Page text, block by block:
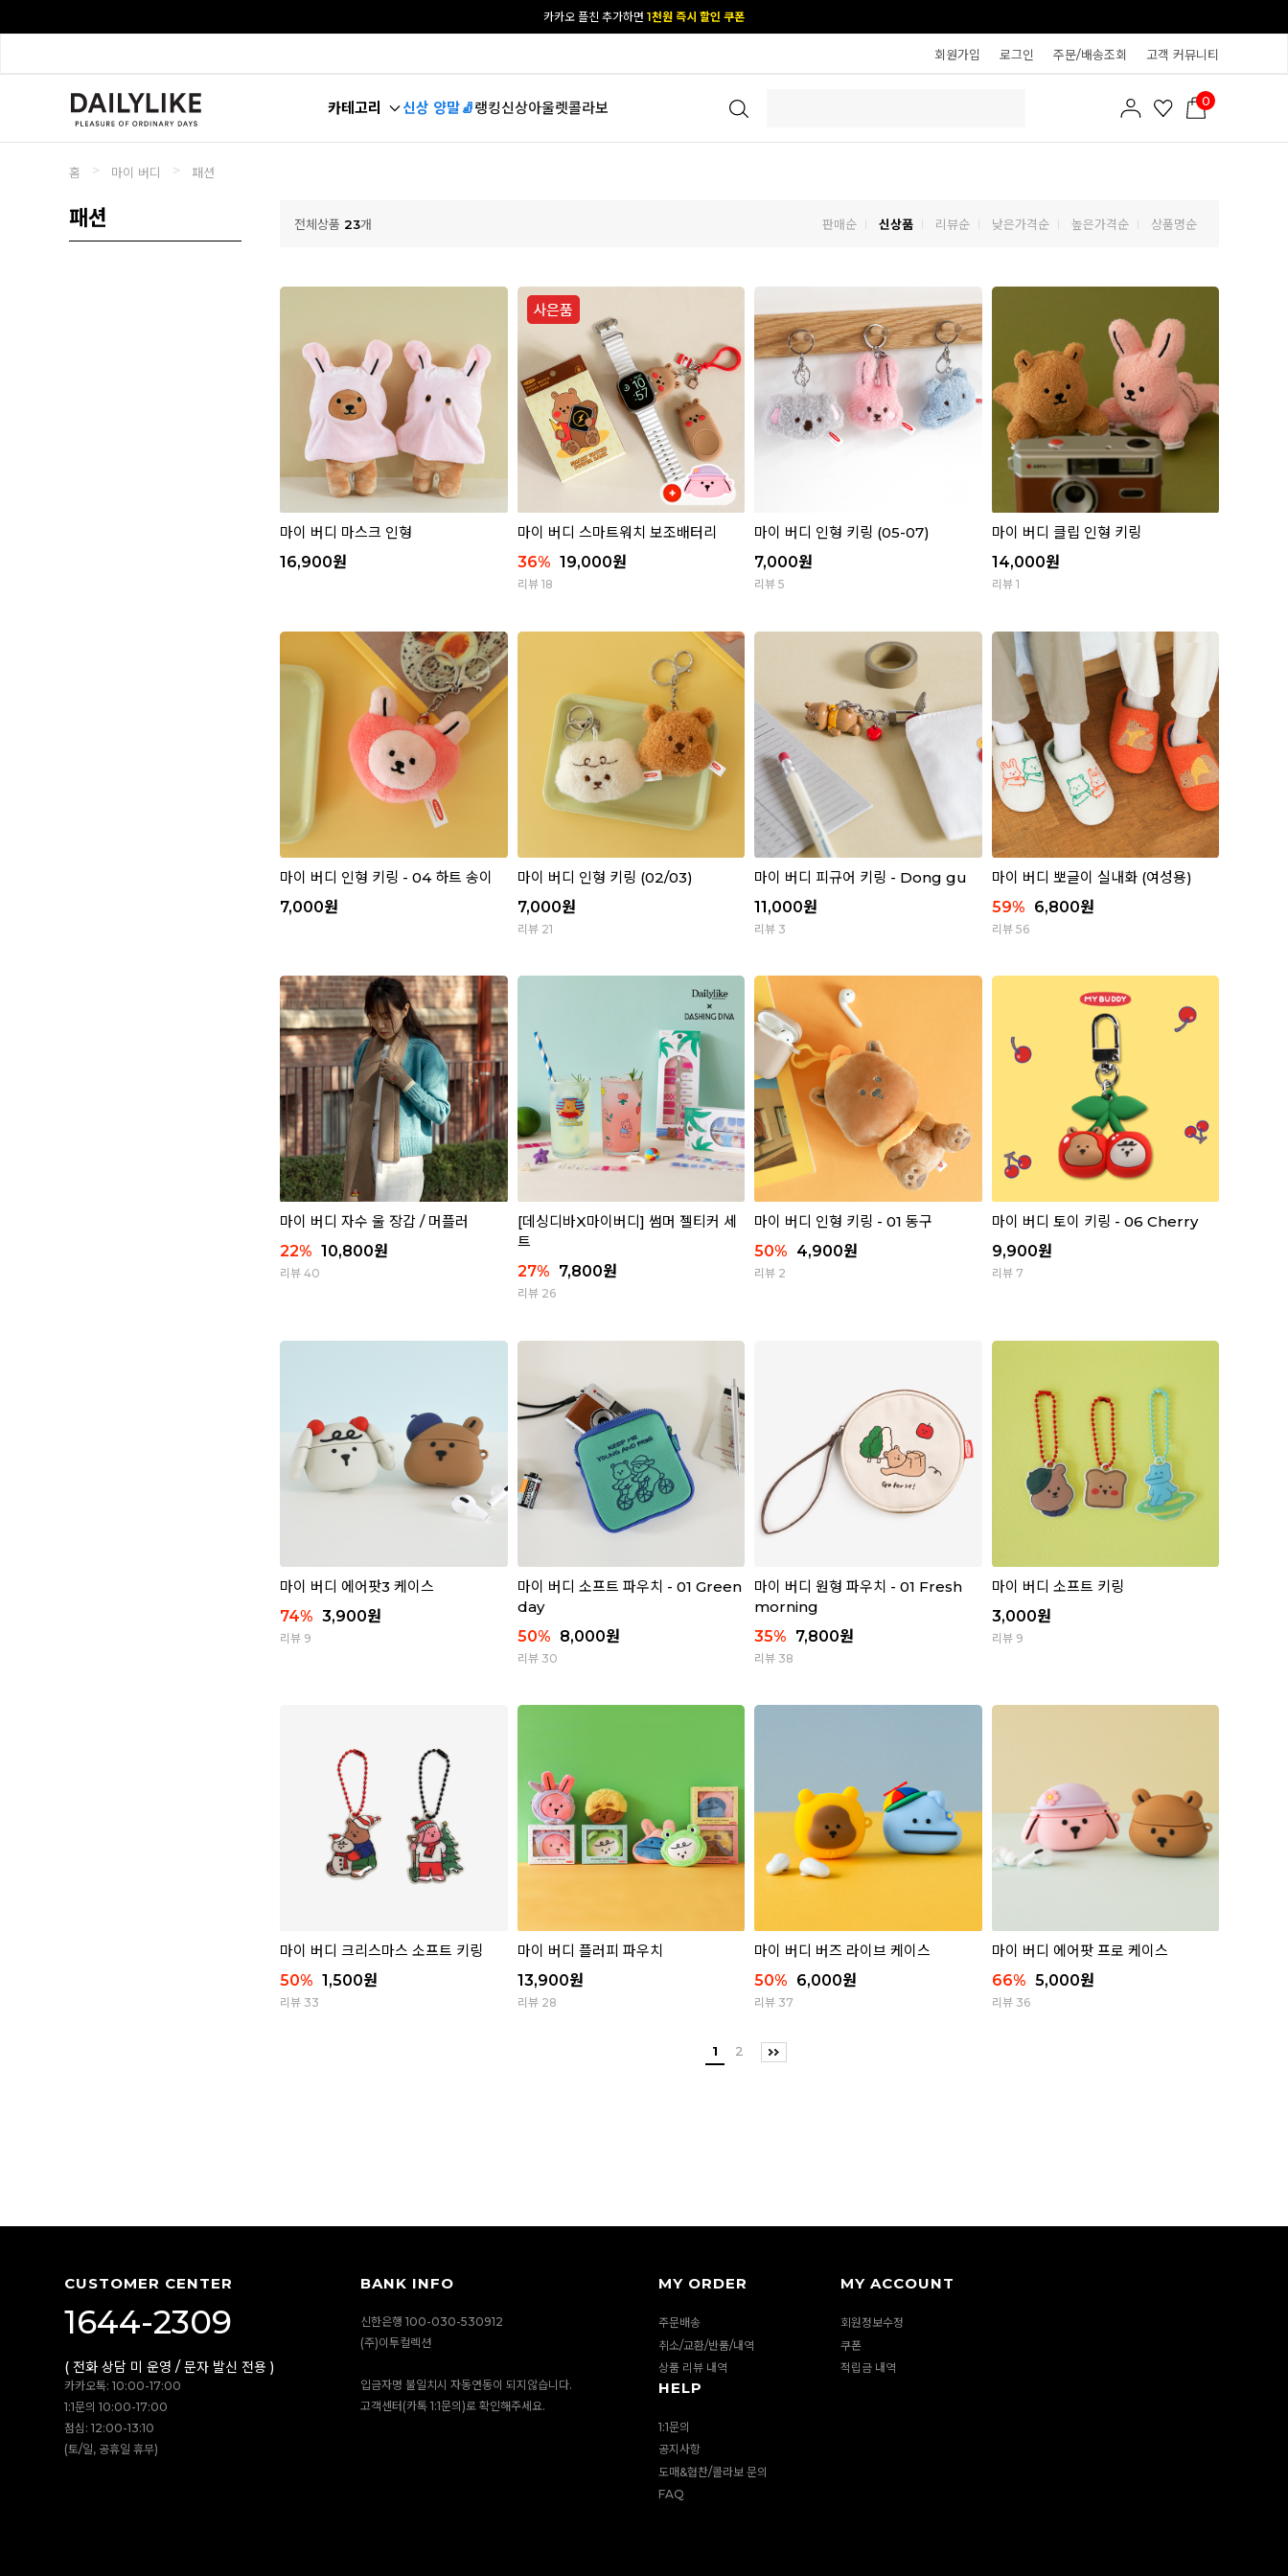
카카오 플친 추가하면 1천원 즉시 할인 쿠폰
회원가입 로그인 주문/배송조회 고객 커뮤니티
카테고리 신상 양말🧦랭킹신상아울렛콜라보 0
홈 > 마이 버디 > 패션
패션 전체상품 23개 판매순 신상품 리뷰순 낮은가격순 높은가격순 상품명순
마이 버디 마스크 인형
16,900원
마이 버디 스마트워치 보조배터리
36% 19,000원
리뷰 18
마이 버디 인형 키링 (05-07)
7,000원
리뷰 5
마이 버디 클립 인형 키링
14,000원
리뷰 1
마이 버디 인형 키링 - 04 하트 송이
7,000원
마이 버디 인형 키링 (02/03)
7,000원
리뷰 21
마이 버디 피규어 키링 - Dong gu
11,000원
리뷰 3
마이 버디 뽀글이 실내화 (여성용)
59% 6,800원
리뷰 56
마이 버디 자수 울 장갑 / 머플러
22% 10,800원
리뷰 40
[데싱디바X마이버디] 썸머 젤티커 세
트
27% 7,800원
리뷰 26
마이 버디 인형 키링 - 01 동구
50% 4,900원
리뷰 2
마이 버디 토이 키링 - 06 Cherry
9,900원
리뷰 7
마이 버디 에어팟3 케이스
74% 3,900원
리뷰 9
마이 버디 소프트 파우치 - 01 Green
day
50% 8,000원
리뷰 30
마이 버디 원형 파우치 - 01 Fresh
morning
35% 7,800원
리뷰 38
마이 버디 소프트 키링
3,000원
리뷰 9
마이 버디 크리스마스 소프트 키링
50% 1,500원
리뷰 33
마이 버디 플러피 파우치
13,900원
리뷰 28
마이 버디 버즈 라이브 케이스
50% 6,000원
리뷰 37
마이 버디 에어팟 프로 케이스
66% 5,000원
리뷰 36
1 2
CUSTOMER CENTER
1644-2309
( 전화 상담 미 운영 / 문자 발신 전용 )
카카오톡: 10:00-17:00
1:1문의 10:00-17:00
점심: 12:00-13:10
(토/일, 공휴일 휴무)
BANK INFO
신한은행 100-030-530912
(주)이투컬렉션
입금자명 불일치시 자동연동이 되지않습니다.
고객센터(카톡 1:1문의)로 확인해주세요.
MY ORDER
주문배송
취소/교환/반품/내역
상품 리뷰 내역
MY ACCOUNT
회원정보수정
쿠폰
적립금 내역
HELP
1:1문의
공지사항
도매&협찬/콜라보 문의
FAQ